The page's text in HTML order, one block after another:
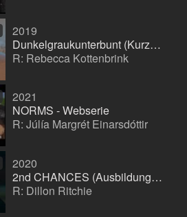
2019
Dunkelgraukunterbunt (Kurzfilm)
R: Rebecca Kottenbrink
2021
NORMS - Webserie
R: Júlía Margrét Einarsdóttir
2020
2nd CHANCES (Ausbildungsproduktion)
R: Dillon Ritchie